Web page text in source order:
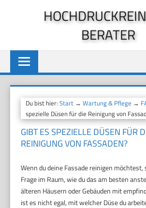
BERATER
Du bist hier:Start →Wartung & Pflege →
spezielle Düsen für die Reinigung von
GIBT ES SPEZIELLE DÜSEN FÜR
REINIGUNG VON FASSADEN?
Wenn du deine Fassade reinigen
Frage im Raum, wie du das am besten
älteren Häusern oder Gebäuden mit
ist es nicht egal, mit welcher Düse du